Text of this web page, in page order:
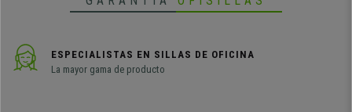
ESPECIALISTAS EN SILLAS DE OFICINA
La mayor gama de producto